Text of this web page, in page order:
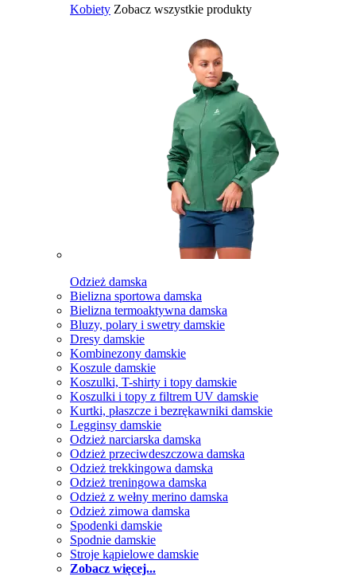
Kobiety Zobacz wszystkie produkty
Odzież damska
Bielizna sportowa damska
Bielizna termoaktywna damska
Bluzy, polary i swetry damskie
Dresy damskie
Kombinezony damskie
Koszule damskie
Koszulki, T-shirty i topy damskie
Koszulki i topy z filtrem UV damskie
Kurtki, płaszcze i bezrękawniki damskie
Legginsy damskie
Odzież narciarska damska
Odzież przeciwdeszczowa damska
Odzież trekkingowa damska
Odzież treningowa damska
Odzież z wełny merino damska
Odzież zimowa damska
Spodenki damskie
Spodnie damskie
Stroje kąpielowe damskie
Zobacz więcej...